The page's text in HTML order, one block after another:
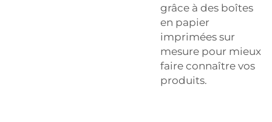
grâce à des boîtes
en papier
imprimées sur
mesure pour mieux
faire connaître vos
produits.